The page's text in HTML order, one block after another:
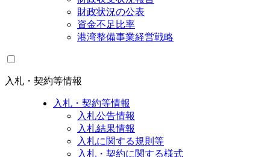
財政状況の公表
資金不足比率
港湾整備事業経営戦略
入札・契約等情報
入札・契約等情報
入札公告情報
入札結果情報
入札に関する規則等
入札・契約に関する様式